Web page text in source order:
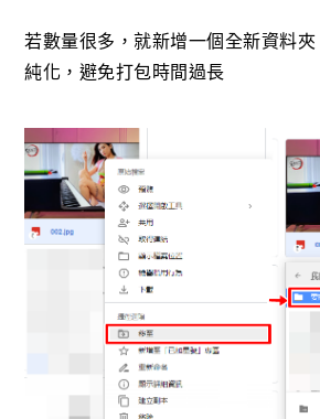
若數量很多，就新增一個全新資料
純化，避免打包時間過長